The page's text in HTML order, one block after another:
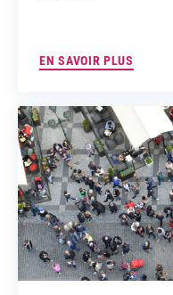
EN SAVOIR PLUS